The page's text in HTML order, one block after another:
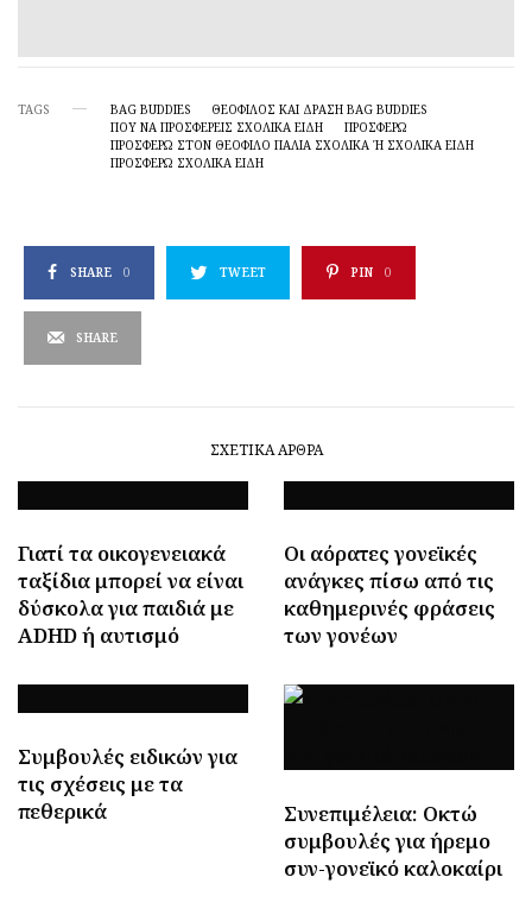
TAGS BAG BUDDIES
ΘΕΌΦΙΛΟΣ ΚΑΙ ΔΡΆΣΗ BAG BUDDIES
ΠΟΥ ΝΑ ΠΡΟΣΦΈΡΕΙΣ ΣΧΟΛΙΚΆ ΕΊΔΗ
ΠΡΟΣΦΈΡΩ
ΠΡΟΣΦΈΡΩ ΣΤΟΝ ΘΕΌΦΙΛΟ ΠΑΛΙΆ ΣΧΟΛΙΚΆ Ή ΣΧΟΛΙΚΆ ΕΊΔΗ
ΠΡΟΣΦΈΡΩ ΣΧΟΛΙΚΆ ΕΊΔΗ
SHARE 0 TWEET PIN 0
SHARE
ΣΧΕΤΙΚΆ ΆΡΘΡΑ
Γιατί τα οικογενειακά
ταξίδια μπορεί να είναι
δύσκολα για παιδιά με
ADHD ή αυτισμό
Οι αόρατες γονεϊκές
ανάγκες πίσω από τις
καθημερινές φράσεις
των γονέων
Συμβουλές ειδικών για
τις σχέσεις με τα
πεθερικά
Συνεπιμέλεια: Οκτώ
συμβουλές για ήρεμο
συν-γονεϊκό καλοκαίρι